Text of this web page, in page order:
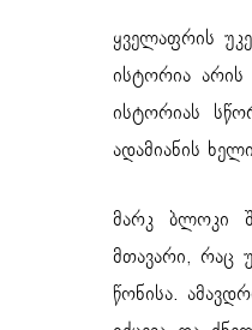
ყველაფრის
ისტორია არის
ისტორიას
ადამიანის
მარკ ბლოკი
მთავარი, რაც
წონისა.